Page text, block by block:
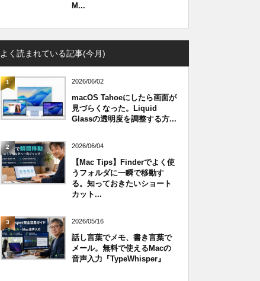
M...
よく読まれている記事(今月)
1 2026/06/02
macOS Tahoeにしたら画面が
見づらくなった。Liquid
Glassの透明度を調整する方...
2 2026/06/04
【Mac Tips】Finderでよく使
うフォルダに一瞬で移動す
る。知っておきたいショート
カット...
3 2026/05/16
話し言葉でメモ、書き言葉で
メール。無料で使えるMacの
音声入力『TypeWhisper』